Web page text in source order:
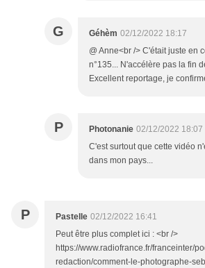
G Géhèm 02/12/2022 18:17
@ Anne<br /> C'était juste en
n°135... N'accélère pas la fin
Excellent reportage, je
P Photonanie 02/12/2022 18:07
C'est surtout que cette vidéo
dans mon pays...
P Pastelle 02/12/2022 16:41
Peut être plus complet ici : <br />
https://www.radiofrance.fr/franceinter/
redaction/comment-le-photographe-